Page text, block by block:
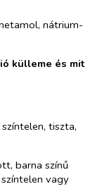
nátrium-
külleme és mit
tiszta,
barna színű
vagy